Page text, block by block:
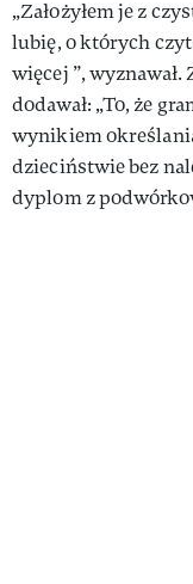
„Założyłem je z
lubię, o których
więcej ”,
dodawał: „To, że
wynikiem
dzieciństwie bez
dyplom z